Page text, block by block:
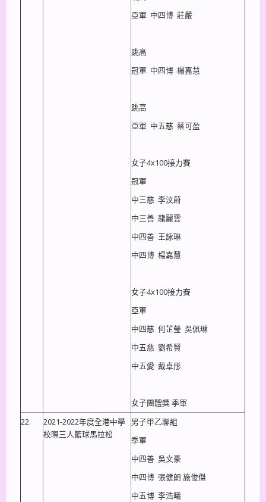
亞軍 中四博 莊嚴
跳高
冠軍 中四博 楊嘉慧
跳高
亞軍 中五慈 蔡可盈
女子4x100接力賽
冠軍
中三慈 李汶蔚
中三善 龍麗雲
中四善 王詠琳
中四博 楊嘉慧
女子4x100接力賽
亞軍
中四慈 何芷瑩 吳佩琳
中五慈 劉希賢
中五愛 戴卓彤
女子團體獎 季軍
22.
2021-2022年度全港中學
校際三人籃球馬拉松
男子甲乙聯組
季軍
中四善 吳文豪
中四博 張健朗 施俊傑
中五博 李浩曦